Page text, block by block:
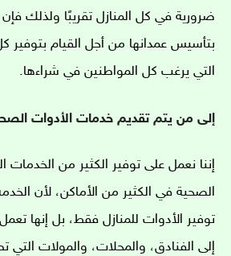
ضرورية في كل المنازل تقريبًا ولذلك فإن
بتأسيس عمدانها من أجل القيام بتوفير
التي يرغب كل المواطنين في شراءها.
إلى من يتم تقديم خدمات الأدوات
إننا نعمل على توفير الكثير من الخدمات
الصحية في الكثير من الأماكن، لأن
توفير الأدوات للمنازل فقط، بل إنها
إلى الفنادق، والمحلات، والمولات